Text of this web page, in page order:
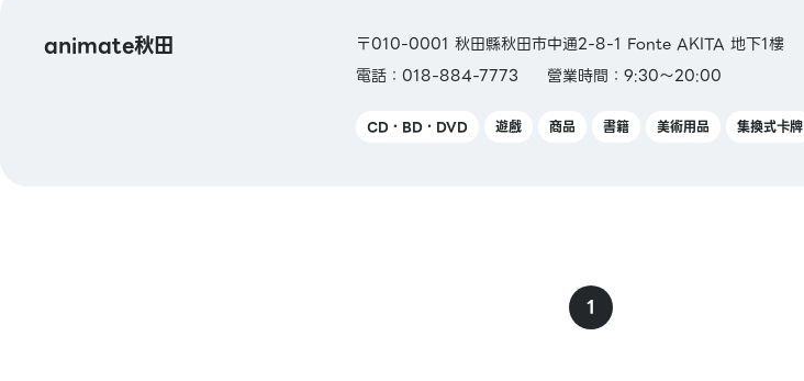
animate秋田
〒010-0001 秋田縣秋田市中通2-8-1 Fonte AKITA 地下1樓
電話：018-884-7773
營業時間：9:30～20:00
CD・BD・DVD 遊戲 商品 書籍 美術用品 集換式卡牌
1